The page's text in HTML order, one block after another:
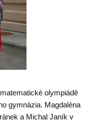
olympiádě
gymnázia. Magdaléna
a Michal Janík v